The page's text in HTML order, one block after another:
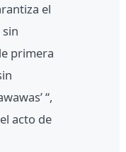
el
primera
“,
acto de